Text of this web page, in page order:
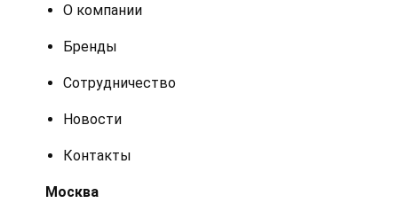
О компании
Бренды
Сотрудничество
Новости
Контакты
Москва